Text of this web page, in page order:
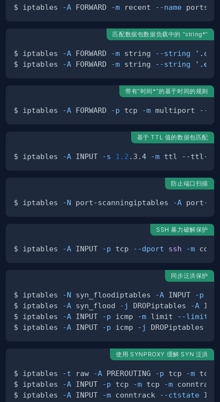
$ iptables -A FORWARD -m recent --name
匹配数据包数据负载中的 “string*”
$ iptables -A FORWARD -m string --string
$ iptables
-A FORWARD -m string --string
带有“时间*”的基于时间的规则
$ iptables -A FORWARD -p tcp -m multiport --
基于 TTL 值的数据包匹配
$ iptables -A INPUT -s 1.2 .3.4 -m ttl --ttl-
防止端口扫描
$ iptables -N port-scanningiptables -A port-
SSH 暴力破解保护
$ iptables -A INPUT -p tcp --dport ssh -m
同步泛洪保护
$ iptables -N syn_floodiptables -A INPUT -p
$ iptables
-A syn_flood -j DROPiptables -A
$ iptables
-A INPUT -p icmp -m limit --limit
$ iptables
-A INPUT -p icmp -j DROPiptables
使用 SYNPROXY 缓解 SYN 泛洪
$ iptables -t raw -A PREROUTING -p tcp -m tcp
$ iptables
-A INPUT -p tcp -m tcp -m
$ iptables
-A INPUT -m conntrack --ctstate